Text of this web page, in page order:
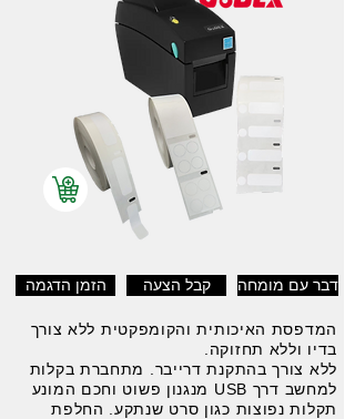
הזמן הדגמה קבל הצעה דבר עם מומחה
המדפסת האיכותית והקומפקטית ללא צורך
בדיו וללא תחזוקה.
ללא צורך בהתקנת דרייבר. מתחברת בקלות
למחשב דרך USB מנגנון פשוט וחכם המונע
תקלות נפוצות כגון סרט שנתקע. החלפת